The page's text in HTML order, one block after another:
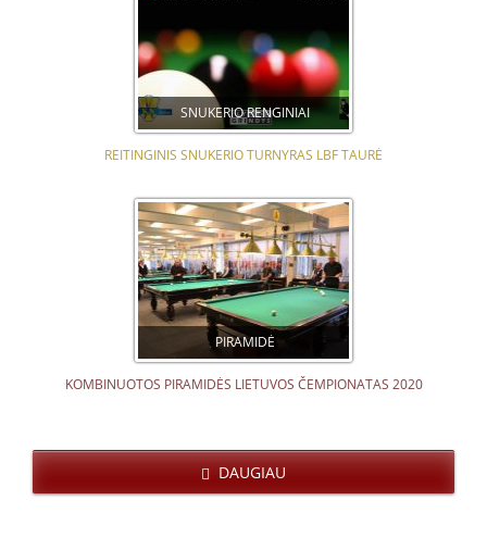
SNUKERIO RENGINIAI
REITINGINIS SNUKERIO TURNYRAS LBF TAURĖ
PIRAMIDĖ
KOMBINUOTOS PIRAMIDĖS LIETUVOS ČEMPIONATAS 2020
DAUGIAU